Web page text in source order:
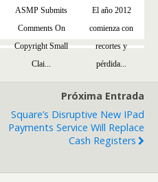
ASMP Submits
Comments On
Copyright Small
Clai...
El año 2012
comienza con
recortes y
pérdida...
Próxima Entrada
Square’s Disruptive New IPad
Payments Service Will Replace
Cash Registers